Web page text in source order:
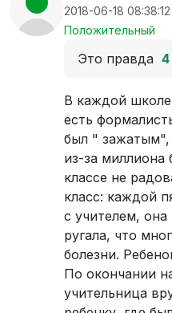
2018-06-18 08:38:12
Положительный
Это правда 4
В каждой школе
есть
был " зажатым",
из-за миллиона
классе не
класс: каждой
с учителем,
ругала, что
болезни.
По окончании
учительница